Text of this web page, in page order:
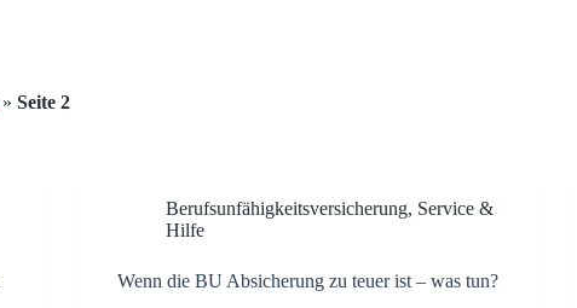
» Seite 2
Berufsunfähigkeitsversicherung, Service &
Hilfe
Wenn die BU Absicherung zu teuer ist – was tun?